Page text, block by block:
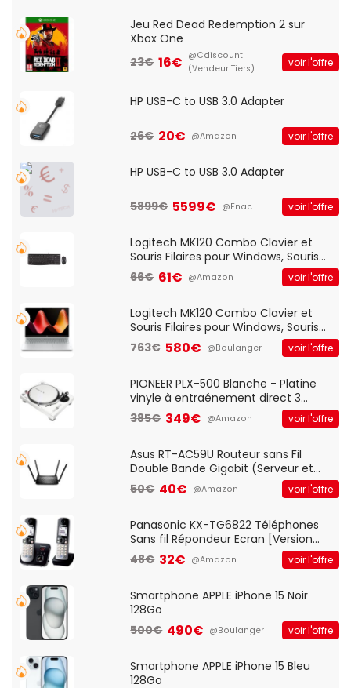
Jeu Red Dead Redemption 2 sur
Xbox One
23€ 16€ @Cdiscount
(Vendeur Tiers)
voir l'offre
HP USB-C to USB 3.0 Adapter
26€ 20€ @Amazon voir l'offre
HP USB-C to USB 3.0 Adapter
5899€ 5599€ @Fnac voir l'offre
Logitech MK120 Combo Clavier et
Souris Filaires pour Windows, Souris
Optique Filaire, Connexion USB Plug
And Play, Confortable, Taille
QWERTY UK - Noir
66€ 61€ @Amazon voir l'offre
Logitech MK120 Combo Clavier et
Souris Filaires pour Windows, Souris
Optique Filaire, Connexion USB Plug
And Play, Confortable, Taille
QWERTY UK - Noir
763€ 580€ @Boulanger voir l'offre
PIONEER PLX-500 Blanche - Platine
vinyle à entraénement direct 3
vitesses (33-45-78 trs/min) avec
pre-ampli intégré et port USB
385€ 349€ @Amazon voir l'offre
Asus RT-AC59U Routeur sans Fil
Double Bande Gigabit (Serveur et
Client VPN, Triple Vlan, Mode Point
d'accès et Bridge, contrôle Parental,
50€ 40€ @Amazon voir l'offre
Panasonic KX-TG6822 Téléphones
Sans fil Répondeur Ecran [Version
Française]
48€ 32€ @Amazon voir l'offre
Smartphone APPLE iPhone 15 Noir
128Go
500€ 490€ @Boulanger voir l'offre
Smartphone APPLE iPhone 15 Bleu
128Go